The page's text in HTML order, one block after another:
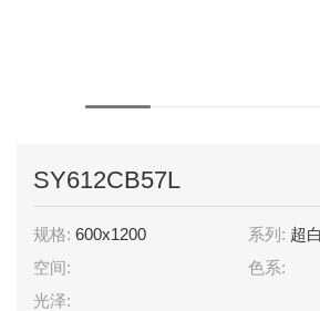
SY612CB57L
规格: 600x1200 系列: 超
空间:
色系:
光泽: